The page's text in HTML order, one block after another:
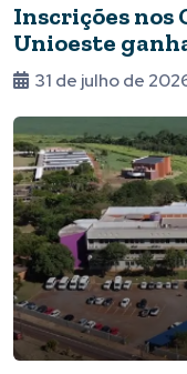
Inscrições nos
Unioeste
31 de julho de